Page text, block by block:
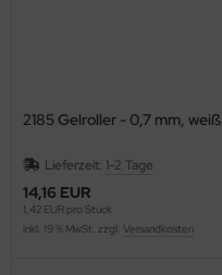
2185 Gelroller - 0,7 mm, weiß
Lieferzeit: 1-2 Tage
14,16 EUR
1,42 EUR pro Stück
inkl. 19 % MwSt. zzgl. Versandkosten